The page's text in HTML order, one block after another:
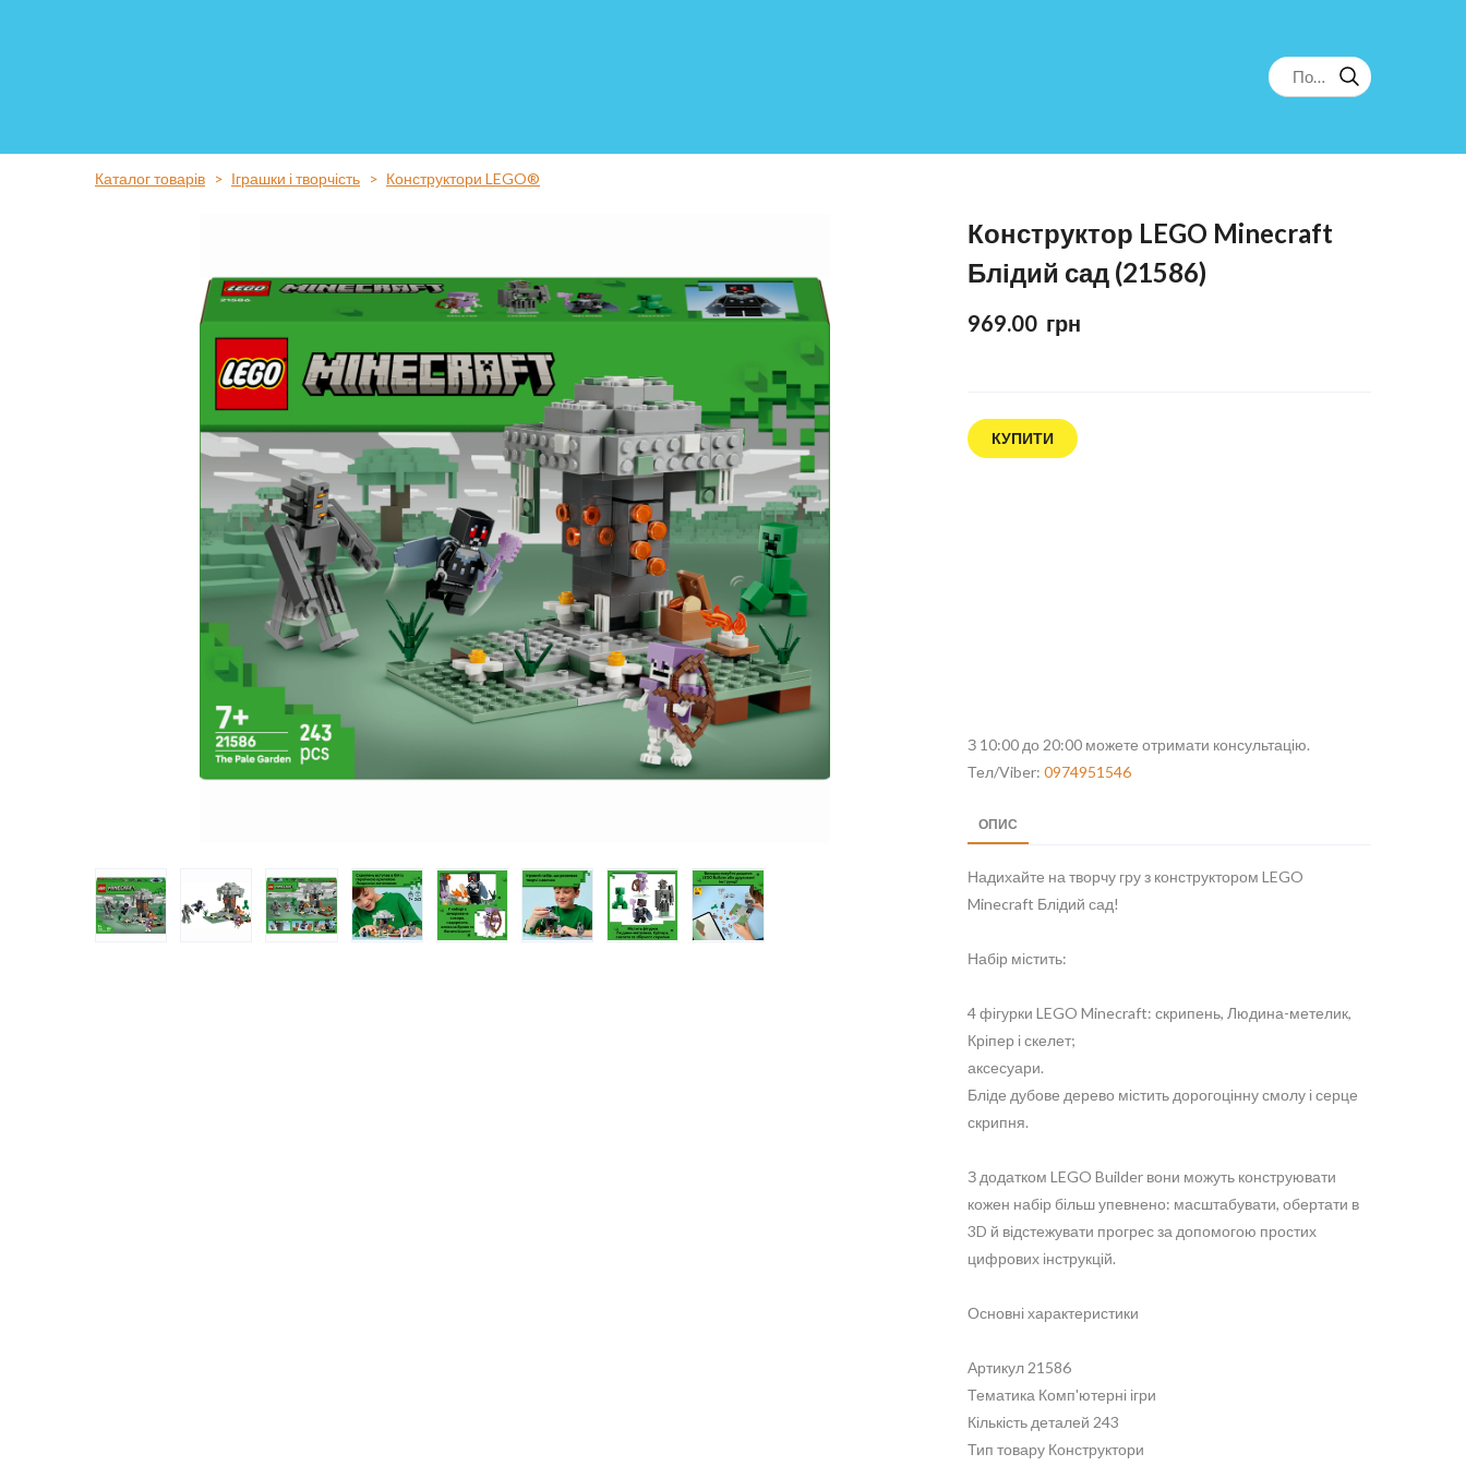
Каталог товарів Іграшки і творчість Конструктори LEGO®
Конструктор LEGO Minecraft
Блідий сад (21586)
969.00  грн
КУПИТИ
З 10:00 до 20:00 можете отримати консультацію.
Тел/Viber: 0974951546
ОПИС
Надихайте на творчу гру з конструктором LEGO
Minecraft Блідий сад!
Набір містить:
4 фігурки LEGO Minecraft: скрипень, Людина-метелик,
Кріпер і скелет;
аксесуари.
Бліде дубове дерево містить дорогоцінну смолу і серце
скрипня.
З додатком LEGO Builder вони можуть конструювати
кожен набір більш упевнено: масштабувати, обертати в
3D й відстежувати прогрес за допомогою простих
цифрових інструкцій.
Основні характеристики
Артикул 21586
Тематика Комп'ютерні ігри
Кількість деталей 243
Тип товару Конструктори